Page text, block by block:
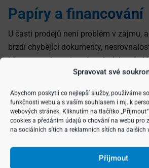
Spravovat své
Abychom poskytli co nejlepší služby, používáme
funkčnosti webu a s vaším souhlasem i mj. k
webových stránek. Kliknutím na tlačítko
cookies a předáním údajů o chování na webu pro
na sociálních sítích a reklamních sítích na dalších
Přijmout
Papíry a financování
U části prodejů není problém v zájmu,
brzdí chybějící dokumenty,
břemena nebo nejasné podmínky
financující hypotékou potřebuje mít
nemovitost, kde je vše připravené.
Jak poznat, co brzdí
prodej
Pokud se prodej nehýbe, potřebujete